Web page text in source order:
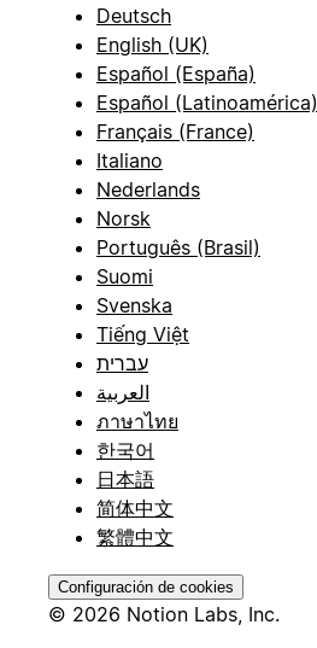
Deutsch
English (UK)
Español (España)
Español (Latinoamérica)
Français (France)
Italiano
Nederlands
Norsk
Português (Brasil)
Suomi
Svenska
Tiếng Việt
עברית
العربية
ภาษาไทย
한국어
日本語
简体中文
繁體中文
Configuración de cookies
© 2026 Notion Labs, Inc.